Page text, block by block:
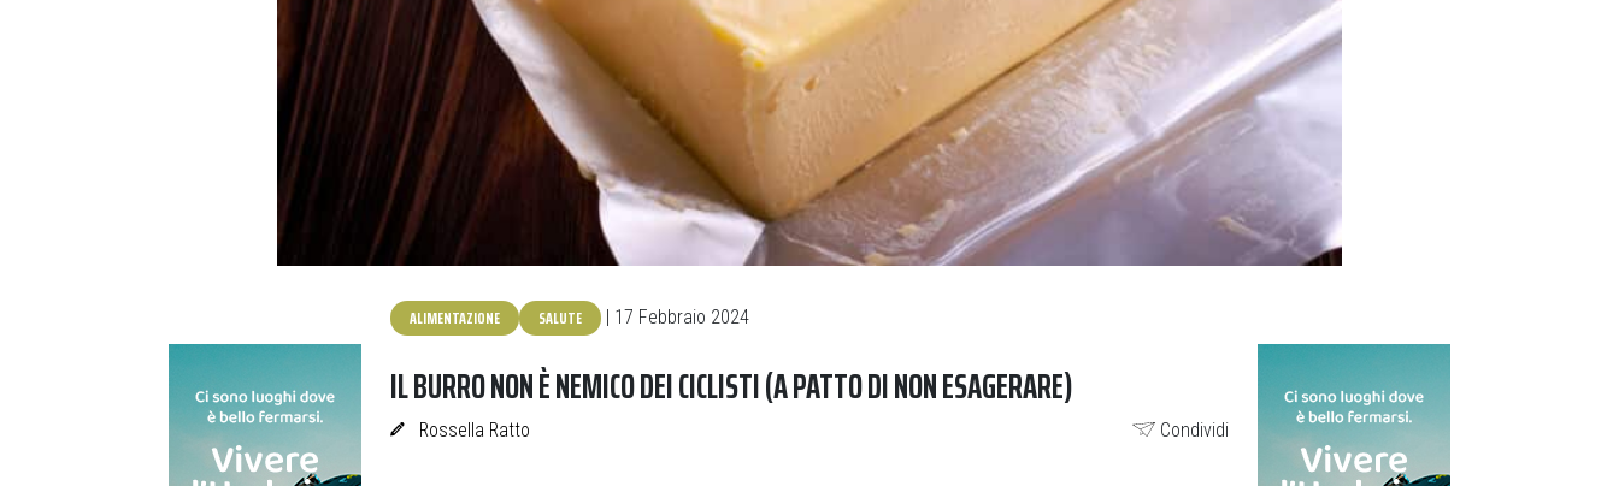
ALIMENTAZIONE SALUTE | 17 Febbraio 2024
IL BURRO NON È NEMICO DEI CICLISTI (A PATTO DI NON ESAGERARE)
Rossella Ratto Condividi